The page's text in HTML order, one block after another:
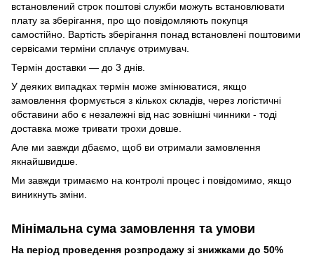
встановлений строк поштові служби можуть встановлювати
плату за зберігання, про що повідомляють покупця
самостійно. Вартість зберігання понад вcтановлені поштовими
сервісами терміни сплачує отримувач.
Термін доставки — до 3 днів.
У деяких випадках термін може змінюватися, якщо
замовлення формується з кількох складів, через логістичні
обставини або є незалежні від нас зовнішні чинники - тоді
доставка може тривати трохи довше.
Але ми завжди дбаємо, щоб ви отримали замовлення
якнайшвидше.
Ми завжди тримаємо на контролі процес і повідомимо, якщо
виникнуть зміни.
Мінімальна сума замовлення та умови
На період проведення розпродажу зі знижками до 50%